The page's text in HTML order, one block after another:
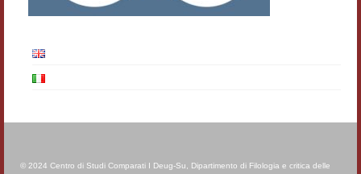
Dépliant e cedola acquisti
© 2024 Centro di Studi Comparati I Deug-Su, Dipartimento di Filologia e critica delle